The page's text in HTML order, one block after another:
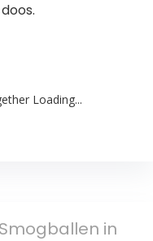
Loading...
in